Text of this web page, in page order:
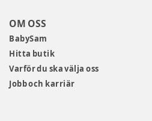
OM OSS
BabySam
Hitta butik
Varför du ska välja oss
Jobb och karriär